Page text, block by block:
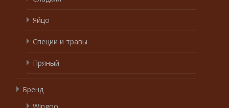
Яйцо
Специи и травы
Пряный
Бренд
Wingoo